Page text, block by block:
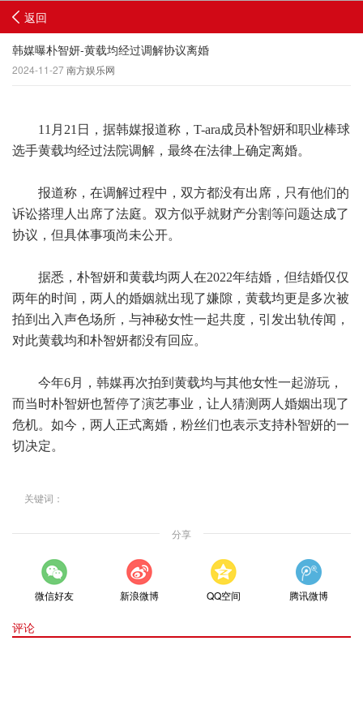
返回
韩媒曝朴智妍-黄载均经过调解协议离婚
2024-11-27南方娱乐网
11月21日，据韩媒报道称，T-ara成员朴智妍和职业棒球
选手黄载均经过法院调解，最终在法律上确定离婚。
报道称，在调解过程中，双方都没有出席，只有他们的
诉讼搭理人出席了法庭。双方似乎就财产分割等问题达成了
协议，但具体事项尚未公开。
据悉，朴智妍和黄载均两人在2022年结婚，但结婚仅仅
两年的时间，两人的婚姻就出现了嫌隙，黄载均更是多次被
拍到出入声色场所，与神秘女性一起共度，引发出轨传闻，
对此黄载均和朴智妍都没有回应。
今年6月，韩媒再次拍到黄载均与其他女性一起游玩，
而当时朴智妍也暂停了演艺事业，让人猜测两人婚姻出现了
危机。如今，两人正式离婚，粉丝们也表示支持朴智妍的一
切决定。
关键词：
分享
微信好友 新浪微博 QQ空间 腾讯微博
评论